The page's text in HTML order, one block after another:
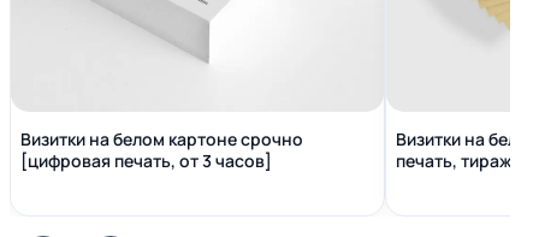
Визитки на белом картоне срочно
[цифровая печать, от 3 часов]
Визитки на
печать, тираж